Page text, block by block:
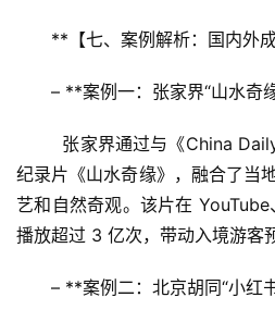
**【七、案例解析：国内外
– **案例一：张家界“山水奇
纪录片《山水奇缘》，融合了当
艺和自然奇观。该片在
播放超过 3 亿次，带动入境游客
– **案例二：北京胡同“小红